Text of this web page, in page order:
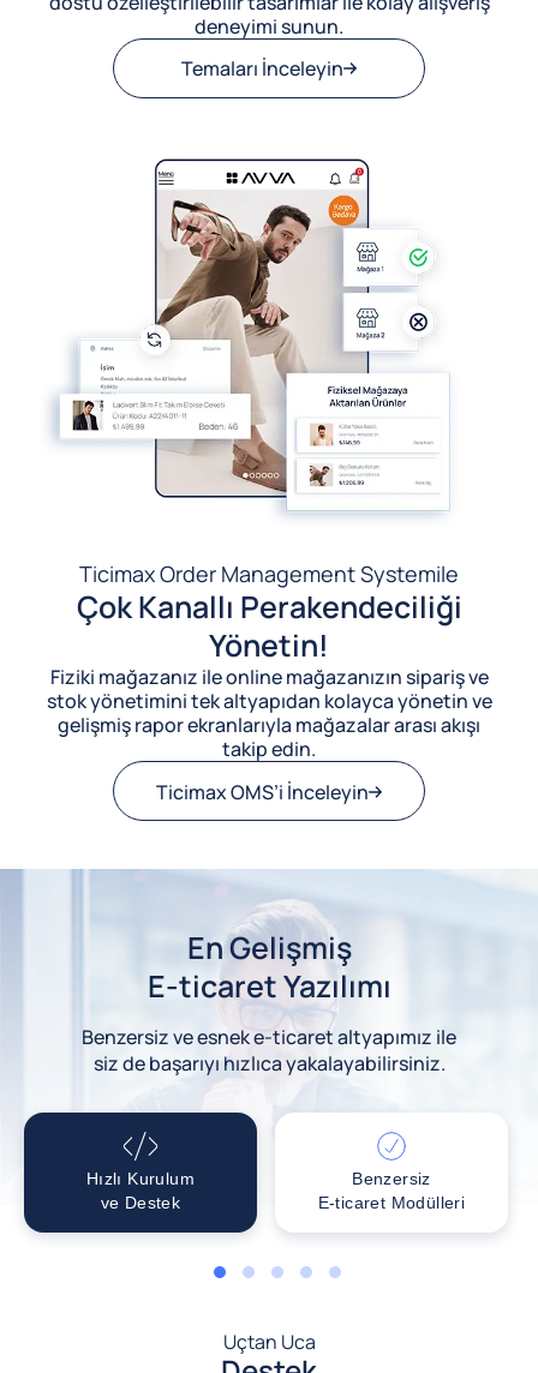
deneyimi sunun.
Temaları İnceleyin
Ticimax Order Management Systemile
Çok Kanallı Perakendeciliği
Yönetin!
Fiziki mağazanız ile online mağazanızın sipariş ve
stok yönetimini tek altyapıdan kolayca yönetin ve
gelişmiş rapor ekranlarıyla mağazalar arası akışı
takip edin.
Ticimax OMS’i İnceleyin
En Gelişmiş
E-ticaret Yazılımı
Benzersiz ve esnek e-ticaret altyapımız ile
siz de başarıyı hızlıca yakalayabilirsiniz.
Hızlı Kurulum
ve Destek
Benzersiz
E-ticaret Modülleri
1 2 3 4 5
Uçtan Uca